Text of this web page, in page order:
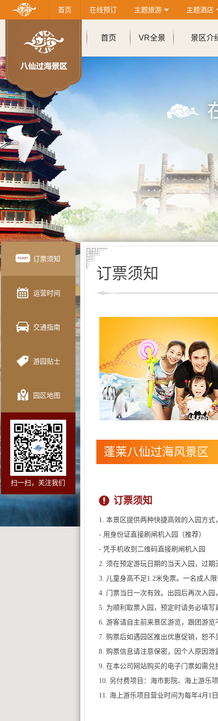
首页 在线预订 主题旅游 主题酒店
首页 VR全景 景区介
订票须知
运营时间
交通指南
游园贴士
园区地图
扫一扫，关注我们
订票须知
蓬莱八仙过海风景区
订票须知
1. 本景区提供两种快捷高效的入园方式
- 用身份证直接刷闸机入园（推荐）
- 凭手机收到二维码直接刷闸机入园
2. 须在预定游玩日期的当天入园，过期
3. 儿童身高不足1.2米免票。一名成人
4. 门票当日一次有效。出园后再次入园
5. 为顺利取票入园，预定时请务必填
6. 游客请自主前来景区游览，跟团游览
7. 购票后如遇园区推出优惠促销，恕
8. 购票信息请注意保密，因个人原因
9. 在本公司网站购买的电子门票如需
10. 另付费项目：海市影院、海上游乐
11. 海上游乐项目营业时间为每年4月1